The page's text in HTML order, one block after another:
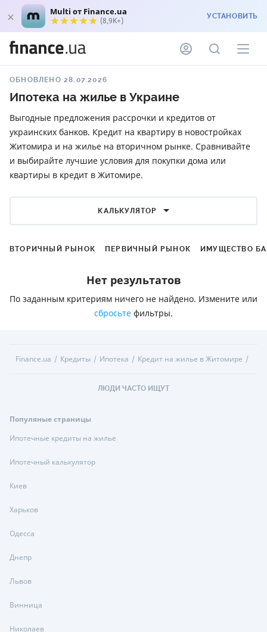
Multi от Finance.ua
(8,9K+) УСТАНОВИТЬ
ОБНОВЛЕНО 28.07.2026
Ипотека на жилье в Украине
Выгодные предложения рассрочки и кредитов от
украинских банков. Кредит на квартиру в новостройках
Житомира и на жилье на вторичном рынке. Сравнивайте
и выбирайте лучшие условия для покупки дома или
квартиры в кредит в Житомире.
КАЛЬКУЛЯТОР
ВТОРИЧНЫЙ РЫНОК ПЕРВИЧНЫЙ РЫНОК ИМУЩЕСТВО
Нет результатов
По заданным критериям ничего не найдено. Измените или
сбросьте фильтры.
Finance.ua Кредиты Ипотека Кредит на жилье в Житомире
ЛЮДИ ЧАСТО ИЩУТ
Популяные страницы
Ипотечные кредиты на жилье
Ипотечный калькулятор
Киев
Харьков
Одесса
Днепр
Львов
Винница
Николаев